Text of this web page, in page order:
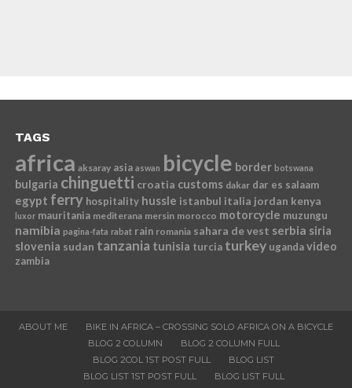
TAGS
africa aksaray asia aswan bicycle border botswana
bulgaria chinguetti croatia customs dakar dar es salaam
egypt ferry hospitality hussle istanbul italia jordan kenya
luxor mauritania mediterana mersin morocco motorcycle muzungu
namibia pagina-fata rabat rain romania sahara de vest serbia siria
slovenia sudan tanzania tunisia turcia turkey uganda video
zambia
ABOUT ME
BIKE IN AFRICA – CROSSING SOLO AFRICA ON A BICYCLE
BLOG 2 COLUMN
BLOG 2 COLUMN FULL
BLOG 2COL 1ST POST FULL
BLOG LIST
BLOG LIST 1ST POST FULL
BLOG LIST FULL